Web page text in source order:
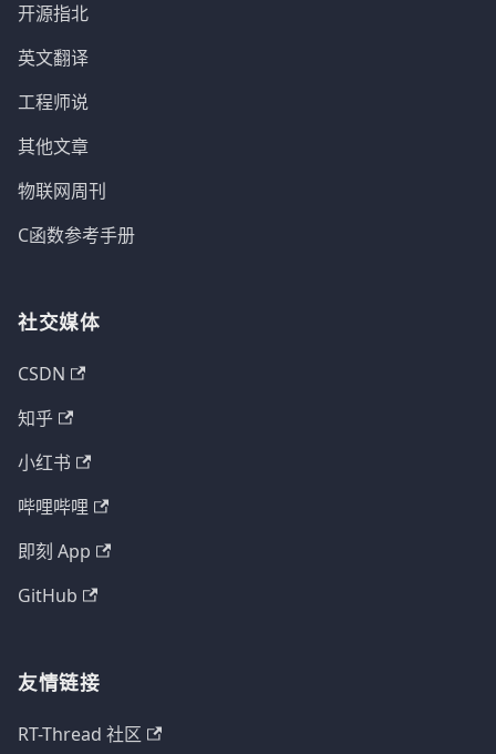
开源指北
英文翻译
工程师说
其他文章
物联网周刊
C函数参考手册
社交媒体
CSDN
知乎
小红书
哔哩哔哩
即刻 App
GitHub
友情链接
RT-Thread 社区